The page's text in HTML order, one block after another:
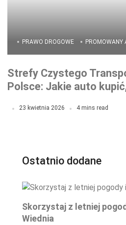
PRAWO DROGOWE PROMOWANY
Strefy Czystego
Polsce: Jakie auto
23 kwietnia 2026 4 mins read
Ostatnio dodane
Skorzystaj z letniej
Wiednia